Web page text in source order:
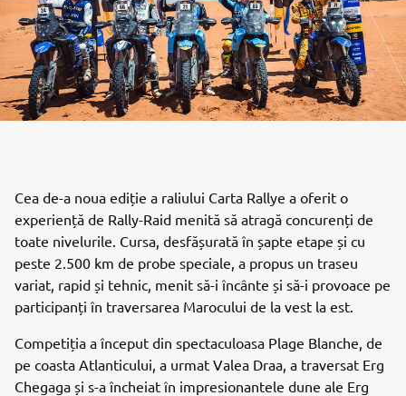
Cea de-a noua ediție a raliului Carta Rallye a oferit o
experiență de Rally-Raid menită să atragă concurenți de
toate nivelurile. Cursa, desfășurată în șapte etape și cu
peste 2.500 km de probe speciale, a propus un traseu
variat, rapid și tehnic, menit să-i încânte și să-i provoace pe
participanți în traversarea Marocului de la vest la est.
Competiția a început din spectaculoasa Plage Blanche, de
pe coasta Atlanticului, a urmat Valea Draa, a traversat Erg
Chegaga și s-a încheiat în impresionantele dune ale Erg